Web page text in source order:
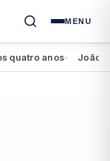
MENU
anos● João